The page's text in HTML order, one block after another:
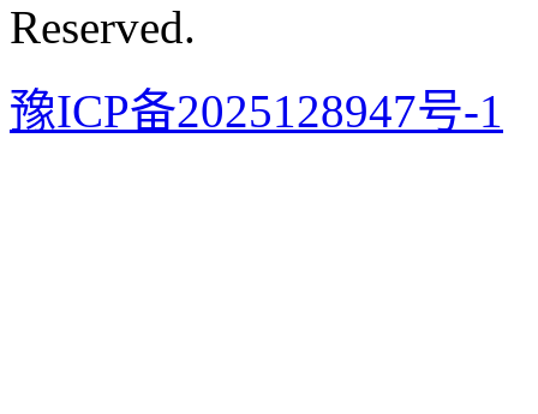
Reserved.
豫ICP备2025128947号-1